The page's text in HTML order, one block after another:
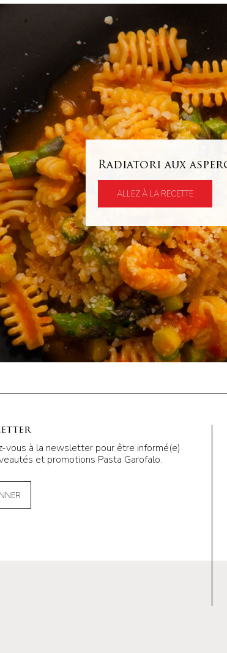
Radiatori aux
ALLEZ À LA RECETTE
vous à la newsletter pour être informé(e)
et promotions Pasta Garofalo.